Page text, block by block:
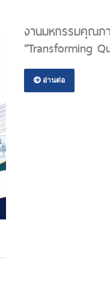
งานมหกรรมคุณภ
“Transforming
อ่านต่อ